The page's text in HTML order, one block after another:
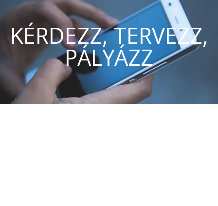
KÉRDEZZ, TERVEZZ,
PÁLYÁZZ